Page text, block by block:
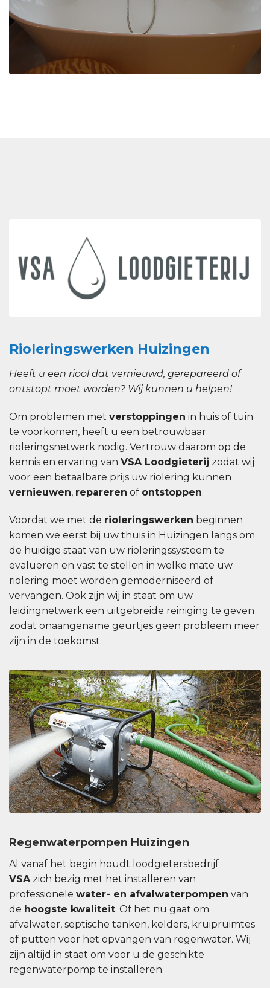
Rioleringswerken Huizingen
Heeft u een riool dat vernieuwd, gerepareerd of
ontstopt moet worden? Wij kunnen u helpen!
Om problemen met verstoppingen in huis of tuin
te voorkomen, heeft u een betrouwbaar
rioleringsnetwerk nodig. Vertrouw daarom op de
kennis en ervaring van VSA Loodgieterij zodat wij
voor een betaalbare prijs uw riolering kunnen
vernieuwen, repareren of ontstoppen.
Voordat we met de rioleringswerken beginnen
komen we eerst bij uw thuis in Huizingen langs om
de huidige staat van uw rioleringssysteem te
evalueren en vast te stellen in welke mate uw
riolering moet worden gemoderniseerd of
vervangen. Ook zijn wij in staat om uw
leidingnetwerk een uitgebreide reiniging te geven
zodat onaangename geurtjes geen probleem meer
zijn in de toekomst.
Regenwaterpompen Huizingen
Al vanaf het begin houdt loodgietersbedrijf
VSAzich bezig met het installeren van
professionele water- en afvalwaterpompen van
de hoogste kwaliteit. Of het nu gaat om
afvalwater, septische tanken, kelders, kruipruimtes
of putten voor het opvangen van regenwater. Wij
zijn altijd in staat om voor u de geschikte
regenwaterpomp te installeren.